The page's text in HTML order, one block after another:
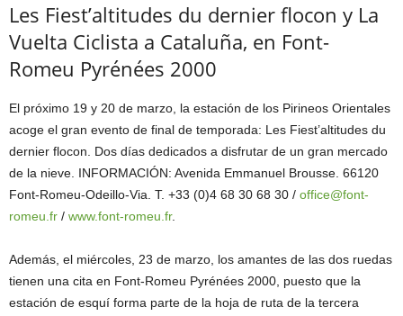
Les Fiest’altitudes du dernier flocon y La
Vuelta Ciclista a Cataluña, en Font-
Romeu Pyrénées 2000
El próximo 19 y 20 de marzo, la estación de los Pirineos Orientales
acoge el gran evento de final de temporada: Les Fiest’altitudes du
dernier flocon. Dos días dedicados a disfrutar de un gran mercado
de la nieve. INFORMACIÓN: Avenida Emmanuel Brousse. 66120
Font-Romeu-Odeillo-Via. T. +33 (0)4 68 30 68 30 / office@font-
romeu.fr / www.font-romeu.fr.
Además, el miércoles, 23 de marzo, los amantes de las dos ruedas
tienen una cita en Font-Romeu Pyrénées 2000, puesto que la
estación de esquí forma parte de la hoja de ruta de la tercera